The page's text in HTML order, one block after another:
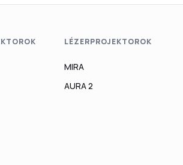
LÉZERPROJEKTOROK
MIRA
AURA 2